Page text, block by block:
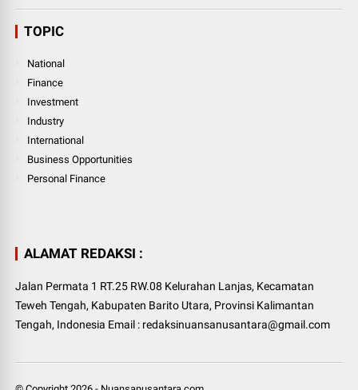
TOPIC
National
Finance
Investment
Industry
International
Business Opportunities
Personal Finance
ALAMAT REDAKSI :
Jalan Permata 1 RT.25 RW.08 Kelurahan Lanjas, Kecamatan
Teweh Tengah, Kabupaten Barito Utara, Provinsi Kalimantan
Tengah, Indonesia Email : redaksinuansanusantara@gmail.com